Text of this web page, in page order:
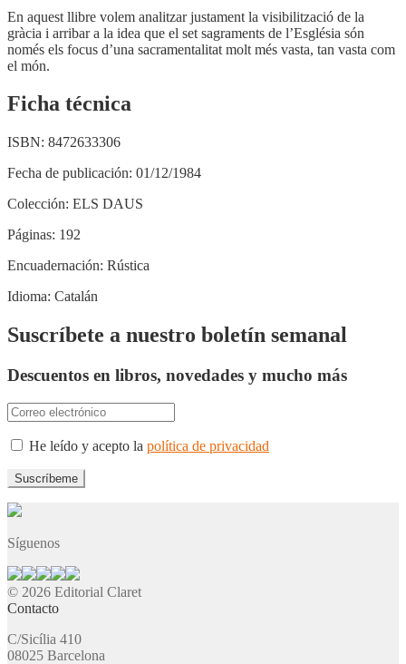
En aquest llibre volem analitzar justament la visibilització de la
gràcia i arribar a la idea que el set sagraments de l’Església són
només els focus d’una sacramentalitat molt més vasta, tan vasta com
el món.
Ficha técnica
ISBN: 8472633306
Fecha de publicación: 01/12/1984
Colección: ELS DAUS
Páginas: 192
Encuadernación: Rústica
Idioma: Catalán
Suscríbete a nuestro boletín semanal
Descuentos en libros, novedades y mucho más
He leído y acepto la política de privacidad
Síguenos
© 2026 Editorial Claret
Contacto
C/Sicília 410
08025 Barcelona